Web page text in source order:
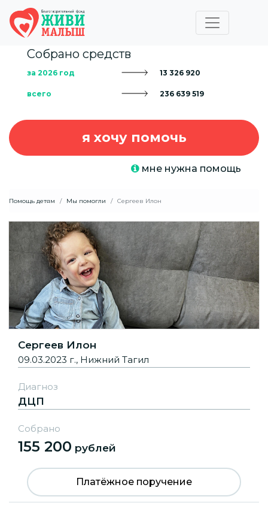
Собрано средств
за 2026 год 13 326 920
всего 236 639 519
я хочу помочь
мне нужна помощь
Помощь детям Мы помогли Сергеев Илон
Сергеев Илон
09.03.2023 г., Нижний Тагил
Диагноз
ДЦП
Собрано
155 200 рублей
Платёжное поручение